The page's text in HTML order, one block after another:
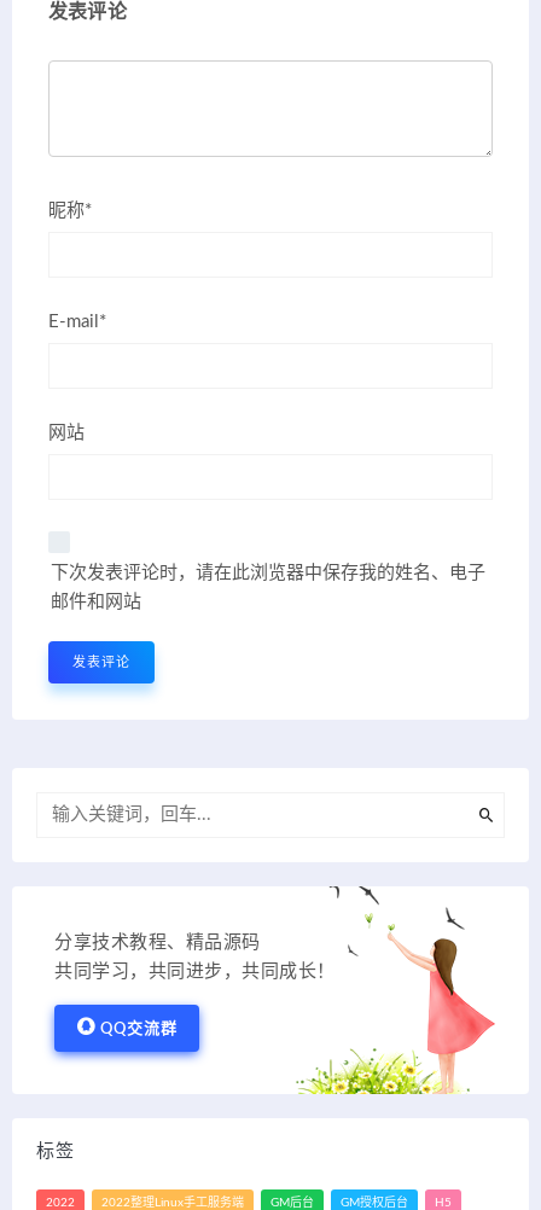
发表评论
昵称*
E-mail*
网站
下次发表评论时，请在此浏览器中保存我的姓名、电子
邮件和网站
分享技术教程、精品源码
共同学习，共同进步，共同成长！
QQ交流群
标签
2022 2022整理Linux手工服务端 GM后台 GM授权后台 H5